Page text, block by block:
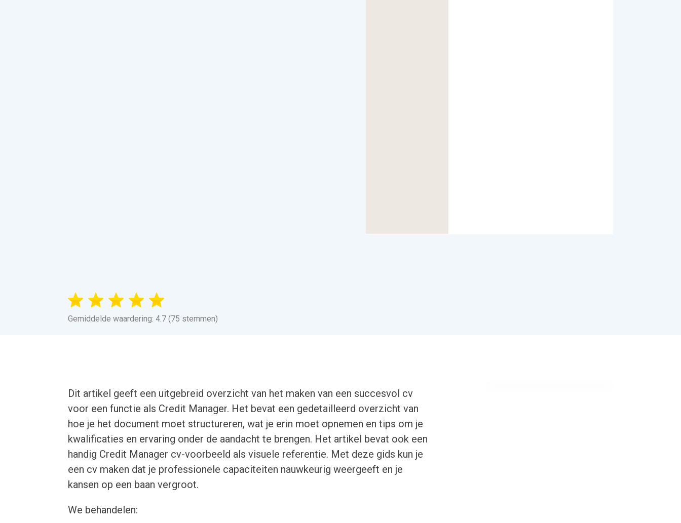
Gemiddelde waardering: 4.7 (75 stemmen)
Dit artikel geeft een uitgebreid overzicht van het maken van een succesvol cv
voor een functie als Credit Manager. Het bevat een gedetailleerd overzicht van
hoe je het document moet structureren, wat je erin moet opnemen en tips om je
kwalificaties en ervaring onder de aandacht te brengen. Het artikel bevat ook een
handig Credit Manager cv-voorbeeld als visuele referentie. Met deze gids kun je
een cv maken dat je professionele capaciteiten nauwkeurig weergeeft en je
kansen op een baan vergroot.
We behandelen: